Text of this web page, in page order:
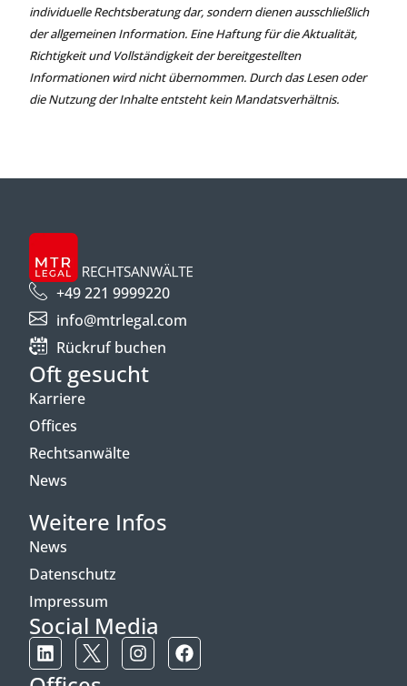
individuelle Rechtsberatung dar, sondern dienen ausschließlich
der allgemeinen Information. Eine Haftung für die Aktualität,
Richtigkeit und Vollständigkeit der bereitgestellten
Informationen wird nicht übernommen. Durch das Lesen oder
die Nutzung der Inhalte entsteht kein Mandatsverhältnis.
+49 221 9999220
info@mtrlegal.com
Rückruf buchen
Oft gesucht
Karriere
Offices
Rechtsanwälte
News
Weitere Infos
News
Datenschutz
Impressum
Social Media